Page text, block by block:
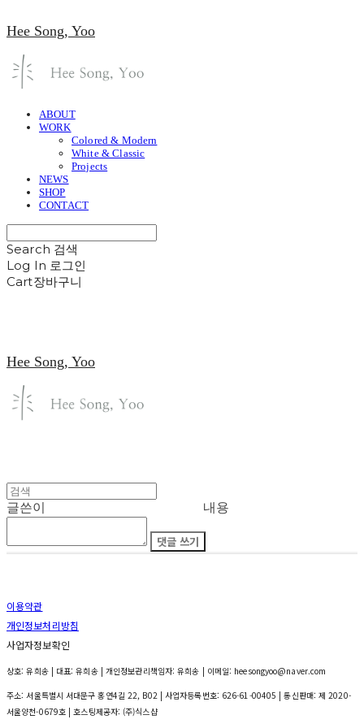
Hee Song, Yoo
ABOUT
WORK
Colored & Modern
White & Classic
Projects
NEWS
SHOP
CONTACT
Search 검색
Log In 로그인
Cart장바구니
Hee Song, Yoo
글쓴이 내용
댓글 쓰기
이용약관
개인정보처리방침
사업자정보확인
상호: 유희송 | 대표: 유희송 | 개인정보관리책임자: 유희송 | 이메일: heesongyoo@naver.com
주소: 서울특별시 서대문구 홍연4길 22, B02 | 사업자등록번호: 626-61-00405 | 통신판매:제 2020-
서울양천-0679호 | 호스팅제공자: (주)식스샵